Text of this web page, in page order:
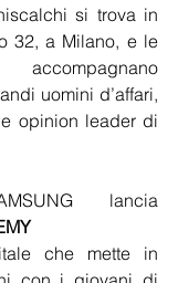
si trova in
32, a Milano, e le
uomini d’affari,
opinion leader di
che mette in